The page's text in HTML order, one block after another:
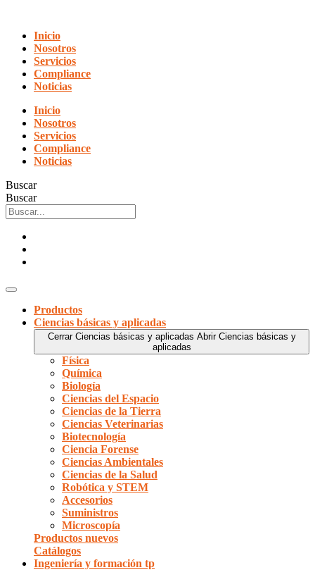
contenido
Inicio
Nosotros
Servicios
Compliance
Noticias
Inicio
Nosotros
Servicios
Compliance
Noticias
Buscar
Buscar
Productos
Ciencias básicas y aplicadas
Cerrar Ciencias básicas y aplicadas Abrir Ciencias básicas y
aplicadas
Física
Química
Biología
Ciencias del Espacio
Ciencias de la Tierra
Ciencias Veterinarias
Biotecnología
Ciencia Forense
Ciencias Ambientales
Ciencias de la Salud
Robótica y STEM
Accesorios
Suministros
Microscopía
Productos nuevos
Catálogos
Ingeniería y formación tp